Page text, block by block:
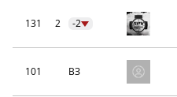
131 2 -2
101 ВЗ